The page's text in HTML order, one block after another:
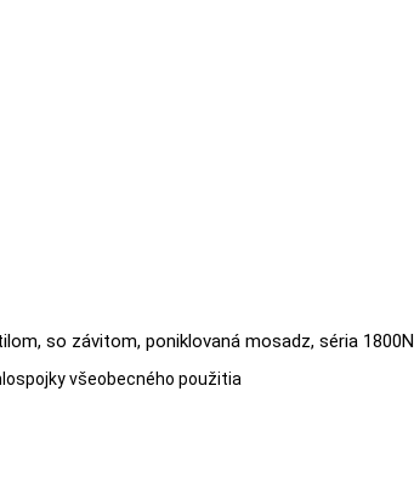
so závitom, poniklovaná mosadz, séria 1800N
všeobecného použitia